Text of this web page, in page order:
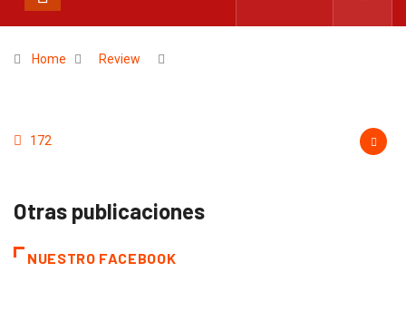
Home Review
172
Otras publicaciones
NUESTRO FACEBOOK